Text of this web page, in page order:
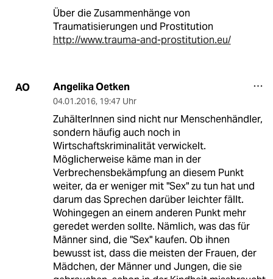
Über die Zusammenhänge von
Traumatisierungen und Prostitution
http://www.trauma-and-prostitution.eu/
AO Angelika Oetken
04.01.2016, 19:47 Uhr
ZuhälterInnen sind nicht nur Menschenhändler,
sondern häufig auch noch in
Wirtschaftskriminalität verwickelt.
Möglicherweise käme man in der
Verbrechensbekämpfung an diesem Punkt
weiter, da er weniger mit "Sex" zu tun hat und
darum das Sprechen darüber leichter fällt.
Wohingegen an einem anderen Punkt mehr
geredet werden sollte. Nämlich, was das für
Männer sind, die "Sex" kaufen. Ob ihnen
bewusst ist, dass die meisten der Frauen, der
Mädchen, der Männer und Jungen, die sie